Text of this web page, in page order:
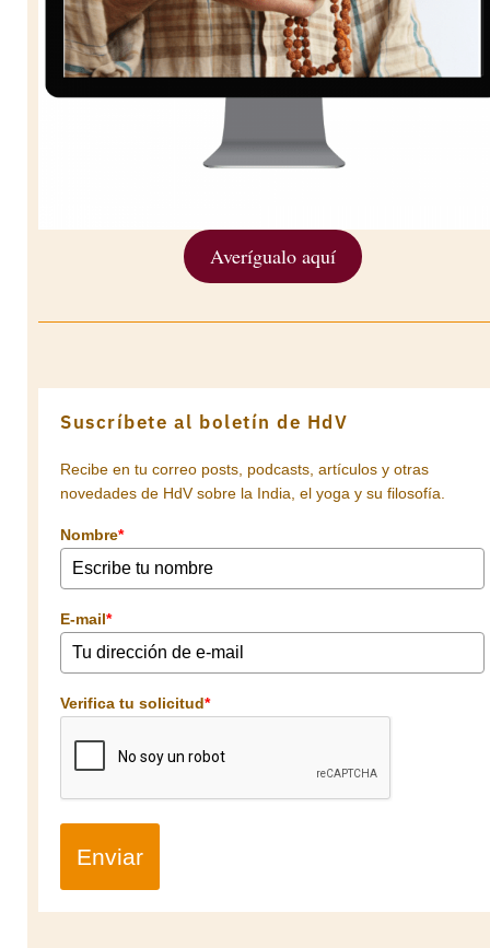
Averígualo aquí
Suscríbete al boletín de HdV
Recibe en tu correo posts, podcasts, artículos y otras
novedades de HdV sobre la India, el yoga y su filosofía.
Nombre*
E-mail*
Verifica tu solicitud*
Enviar